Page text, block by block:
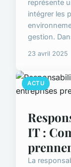
représente
intégrer les
gestion.
23 avril 2025
ACTU
IT :
La